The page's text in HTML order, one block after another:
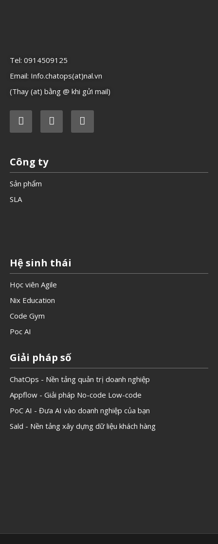
Tel: 0914509125
Email: Info.chatops(at)nal.vn
(Thay (at) bằng @ khi gửi mail)
Công ty
Sản phẩm
SLA
Hệ sinh thái
Học viên Agile
Nix Education
Code Gym
Poc AI
Giải pháp số
ChatOps - Nền tảng quản trị doanh nghiệp
Appflow - Giải pháp No-code Low-code
PoC AI - Đưa AI vào doanh nghiệp của bạn
Sald - Nền tảng xây dựng dữ liệu khách hàng